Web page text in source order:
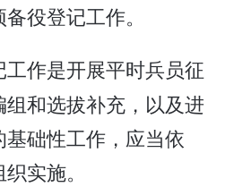
役登记工作。
工作是开展平时兵员征
和选拔补充，以及进
础性工作，应当依
实施。